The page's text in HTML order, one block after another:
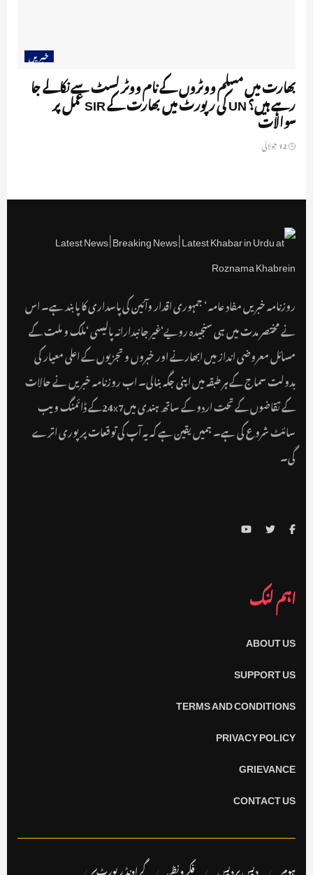
خبریں
بھارت میں مسلم ووٹروں کے نام ووٹر لسٹ سے نکالے جا
رہے ہیں؟ UN کی رپورٹ میں بھارت کے SIR عمل پر
سوالات
روزنامہ خبریں مفاد عامہ ‘ جمہوری اقدار وآئین کی پاسداری کا پابند ہے۔ اس
نے مختصر مدت میں ہی سنجیدہ رویے‘غیر جانبدارانہ پالیسی ‘ملک و ملت کے
مسائل معروضی انداز میں ابھارنے اور خبروں و تجزیوں کے اعلی معیار کی
بدولت سماج کے ہر طبقہ میں اپنی جگہ بنالی۔ اب روزنامہ خبریں نے حالات
کے تقاضوں کے تحت اردو کے ساتھ ہندی میں24x7کے ڈائمنگ ویب
سائٹ شروع کی ہے۔ ہمیں یقین ہے کہ یہ آپ کی توقعات پر پوری اترے
گی۔
اہم لنک
ABOUT US
SUPPORT US
TERMS AND CONDITIONS
PRIVACY POLICY
GRIEVANCE
CONTACT US
ہوم دیس پردیس فکر ونظر گراونڈ رپورٹ